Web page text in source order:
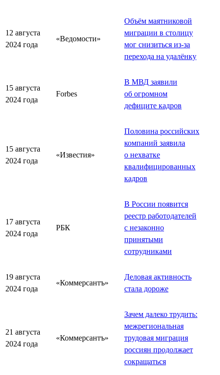
12 августа
2024 года
«Ведомости»
Объём маятниковой
миграции в столицу
мог снизиться из-за
перехода на удалёнку
15 августа
2024 года
Forbes
В МВД заявили
об огромном
дефиците кадров
15 августа
2024 года
«Известия»
Половина российских
компаний заявила
о нехватке
квалифицированных
кадров
17 августа
2024 года
РБК
В России появится
реестр работодателей
с незаконно
принятыми
сотрудниками
19 августа
2024 года
«Коммерсантъ»
Деловая активность
стала дороже
21 августа
2024 года
«Коммерсантъ»
Зачем далеко трудить:
межрегиональная
трудовая миграция
россиян продолжает
сокращаться